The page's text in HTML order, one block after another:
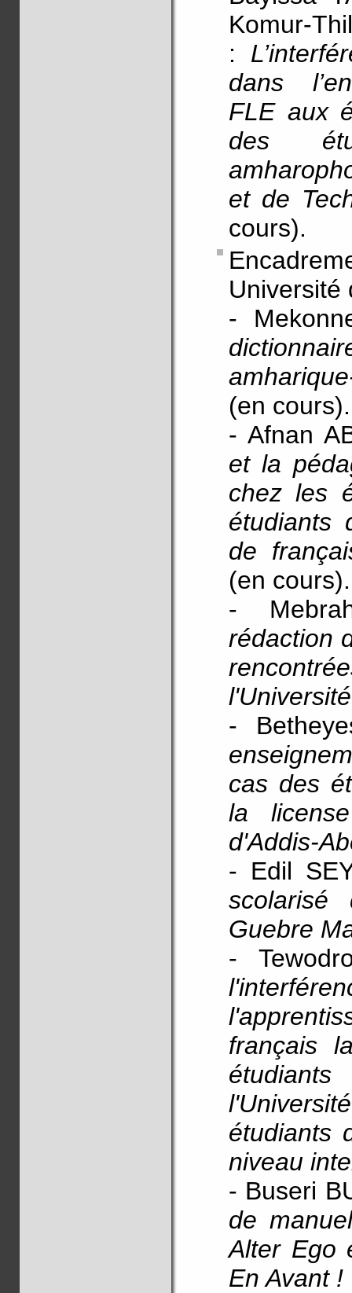
Komur-
:
dans
FLE aux
des
et de
cours).
Université
-
(en cours).
- Afnan
et la
chez les
étudiants
de
(en cours).
-
rédaction
-
cas des
la
d'Addis-
- Edil
scolarisé
Guebre
-
français
étudiants
niveau
- Buseri
de
Alter Ego
En Avant !